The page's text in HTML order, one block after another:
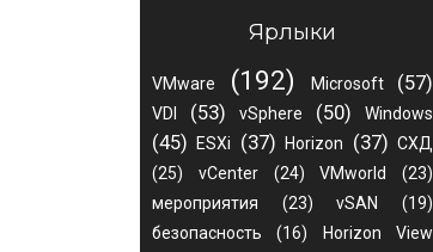
Ярлыки
VMware (192) Microsoft (57)
VDI (53) vSphere (50) Windows
(45) ESXi (37) Horizon (37) СХД
(25)
vCenter (24) VMworld
(23)
мероприятия
(23) vSAN
(19)
безопасность
(16)
Horizon View